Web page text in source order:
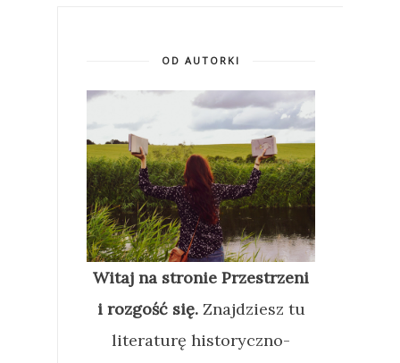
OD AUTORKI
Witaj na stronie Przestrzeni
i rozgość się. Znajdziesz tu
literaturę historyczno-